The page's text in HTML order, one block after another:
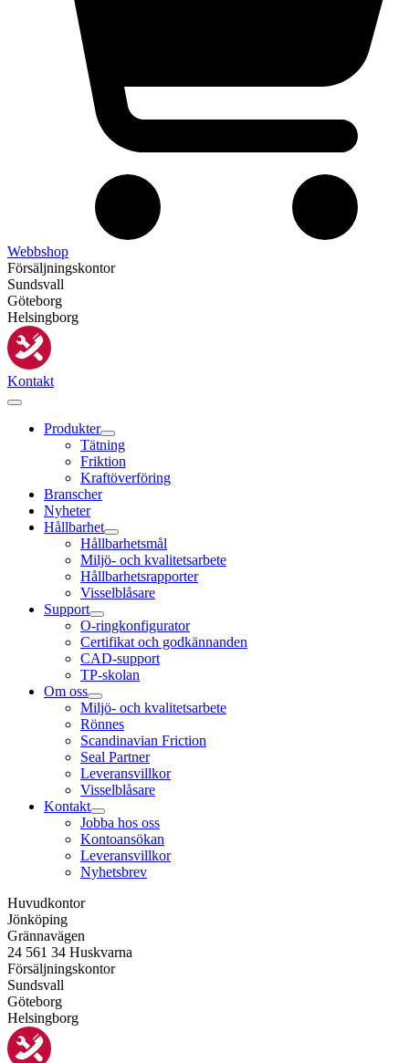
Webbshop
Försäljningskontor
Sundsvall
Göteborg
Helsingborg
Kontakt
Produkter
Tätning
Friktion
Kraftöverföring
Branscher
Nyheter
Hållbarhet
Hållbarhetsmål
Miljö- och kvalitetsarbete
Hållbarhetsrapporter
Visselblåsare
Support
O-ringkonfigurator
Certifikat och godkännanden
CAD-support
TP-skolan
Om oss
Miljö- och kvalitetsarbete
Rönnes
Scandinavian Friction
Seal Partner
Leveransvillkor
Visselblåsare
Kontakt
Jobba hos oss
Kontoansökan
Leveransvillkor
Nyhetsbrev
Huvudkontor
Jönköping
Grännavägen
24 561 34 Huskvarna
Försäljningskontor
Sundsvall
Göteborg
Helsingborg